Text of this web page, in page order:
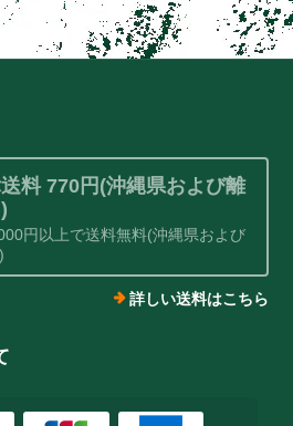
¥12,100
¥12,100
料 770円(沖縄県および離
円以上で送料無料(沖縄県および
詳しい送料はこちら